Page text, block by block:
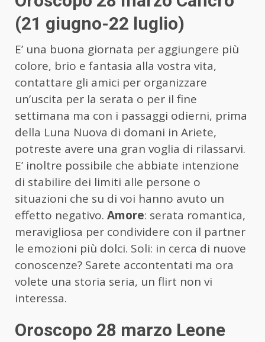
(21 giugno-22 luglio)
E’ una buona giornata per aggiungere più
colore, brio e fantasia alla vostra vita,
contattare gli amici per organizzare
un’uscita per la serata o per il fine
settimana ma con i passaggi odierni, prima
della Luna Nuova di domani in Ariete,
potreste avere una gran voglia di rilassarvi.
E’ inoltre possibile che abbiate intenzione
di stabilire dei limiti alle persone o
situazioni che su di voi hanno avuto un
effetto negativo. Amore: serata romantica,
meravigliosa per condividere con il partner
le emozioni più dolci. Soli: in cerca di nuove
conoscenze? Sarete accontentati ma ora
volete una storia seria, un flirt non vi
interessa.
Oroscopo 28 marzo Leone